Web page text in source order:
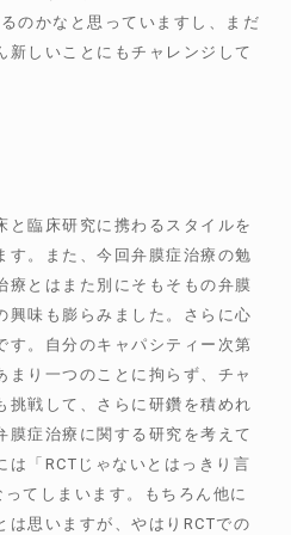
のかなと思っていますし、まだ
新しいことにもチャレンジして
と臨床研究に携わるスタイルを
す。また、今回弁膜症治療の勉
療とはまた別にそもそもの弁膜
興味も膨らみました。さらに心
す。自分のキャパシティー次第
まり一つのことに拘らず、チャ
挑戦して、さらに研鑽を積めれ
膜症治療に関する研究を考えて
は「RCTじゃないとはっきり言
てしまいます。もちろん他に
は思いますが、やはりRCTでの